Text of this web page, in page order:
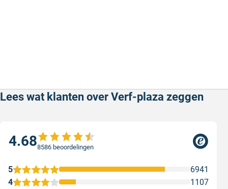
Lees wat klanten over Verf-plaza zeggen
4.688586 beoordelingen
4 1107
5 6941